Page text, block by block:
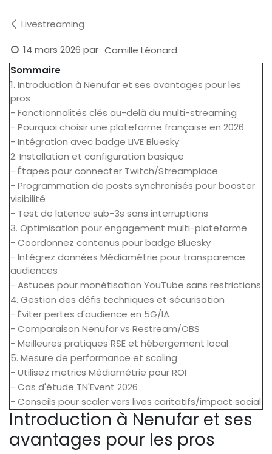
Livestreaming
14 mars 2026 par Camille Léonard
Sommaire
1. Introduction à Nenufar et ses avantages pour les
pros
- Fonctionnalités clés au-delà du multi-streaming
- Pourquoi choisir une plateforme française en 2026
- Intégration avec badge LIVE Bluesky
2. Installation et configuration basique
- Étapes pour connecter Twitch/Streamplace
- Programmation de posts synchronisés pour booster
visibilité
- Test de latence sub-3s sans interruptions
3. Optimisation pour engagement multi-plateforme
- Coordonnez contenus pour badge Bluesky
- Intégrez données Médiamétrie pour transparence
audiences
- Astuces pour monétisation YouTube sans restrictions
4. Gestion des défis techniques et sécurisation
- Éviter pertes d'audience en 5G/IA
- Comparaison Nenufar vs Restream/OBS
- Meilleures pratiques RSE et hébergement local
5. Mesure de performance et scaling
- Utilisez metrics Médiamétrie pour ROI
- Cas d'étude TN'Event 2026
- Conseils pour scaler vers lives caritatifs/impact social
Introduction à Nenufar et ses
avantages pour les pros